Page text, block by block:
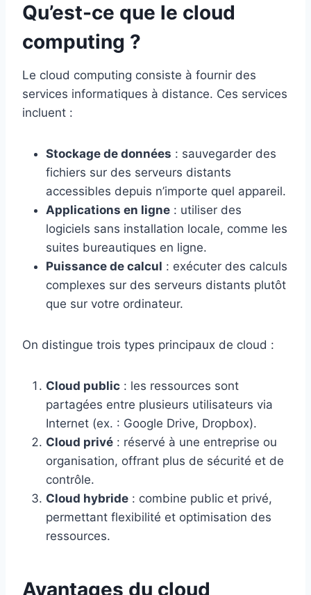
Qu’est-ce que le cloud
computing ?
Le cloud computing consiste à fournir des
services informatiques à distance. Ces services
incluent :
Stockage de données : sauvegarder des
fichiers sur des serveurs distants
accessibles depuis n’importe quel appareil.
Applications en ligne : utiliser des
logiciels sans installation locale, comme les
suites bureautiques en ligne.
Puissance de calcul : exécuter des calculs
complexes sur des serveurs distants plutôt
que sur votre ordinateur.
On distingue trois types principaux de cloud :
Cloud public : les ressources sont
partagées entre plusieurs utilisateurs via
Internet (ex. : Google Drive, Dropbox).
Cloud privé : réservé à une entreprise ou
organisation, offrant plus de sécurité et de
contrôle.
Cloud hybride : combine public et privé,
permettant flexibilité et optimisation des
ressources.
Avantages du cloud